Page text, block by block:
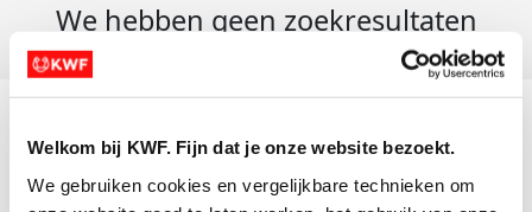
Welkom bij KWF. Fijn dat je onze website bezoekt.
We gebruiken cookies en vergelijkbare technieken om
We hebben geen zoekresultaten
Actiematerialen
Evenementen